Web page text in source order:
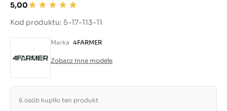
5,00
Kod produktu: 5-17-113-11
Marka 4FARMER
Zobacz inne modele
6 osób kupiło ten produkt